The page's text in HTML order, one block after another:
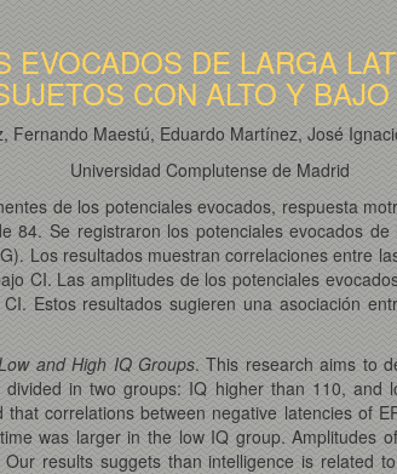
EVOCADOS DE LARGA
CON ALTO Y BAJO
Fernando Maestú, Eduardo Martínez, José
Universidad Complutense de Madrid
de los potenciales evocados, respuesta
Se registraron los potenciales evocados
Los resultados muestran correlaciones entre
CI. Las amplitudes de los potenciales
Estos resultados sugieren una asociación
and High IQ Groups. This research aims to
in two groups: IQ higher than 110,
correlations between negative latencies of
was larger in the low IQ group. Amplitudes
results suggets than intelligence is related